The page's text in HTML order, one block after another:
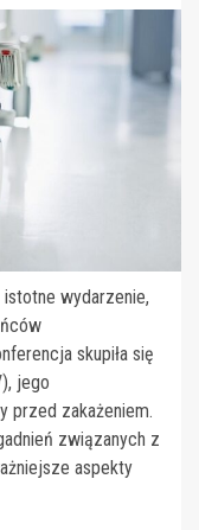
wydarzenie,
skupiła się
jego
przed zakażeniem.
związanych z
aspekty